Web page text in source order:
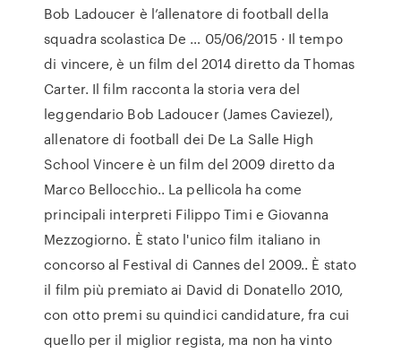
Bob Ladoucer è l’allenatore di football della
squadra scolastica De … 05/06/2015 · Il tempo
di vincere, è un film del 2014 diretto da Thomas
Carter. Il film racconta la storia vera del
leggendario Bob Ladoucer (James Caviezel),
allenatore di football dei De La Salle High
School Vincere è un film del 2009 diretto da
Marco Bellocchio.. La pellicola ha come
principali interpreti Filippo Timi e Giovanna
Mezzogiorno. È stato l'unico film italiano in
concorso al Festival di Cannes del 2009.. È stato
il film più premiato ai David di Donatello 2010,
con otto premi su quindici candidature, fra cui
quello per il miglior regista, ma non ha vinto